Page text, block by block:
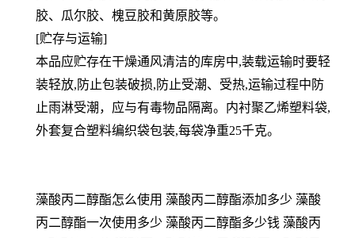
胶、瓜尔胶、槐豆胶和黄原胶等。
[贮存与运输]
本品应贮存在干燥通风清洁的库房中,装载运输时要轻
装轻放,防止包装破损,防止受潮、受热,运输过程中防
止雨淋受潮，应与有毒物品隔离。内衬聚乙烯塑料袋,
外套复合塑料编织袋包装,每袋净重25千克。
藻酸丙二醇酯怎么使用 藻酸丙二醇酯添加多少 藻酸
丙二醇酯一次使用多少 藻酸丙二醇酯多少钱 藻酸丙